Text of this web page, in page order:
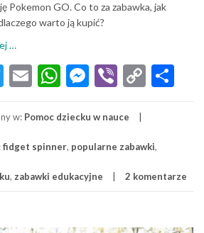
Pokemon GO. Co to za zabawka, jak
warto ją kupić?
o
jest
Fidget
i
go
…
Twitter
EmailWhatsApp
Messenger
Viber
Copy
w: Pomoc dziecku w nauce
fidget spinner, popularne zabawki,
, zabawki edukacyjne 2 komentarze